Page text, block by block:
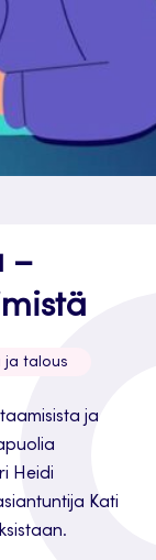
–
ja talous
ja
Heidi
Kati